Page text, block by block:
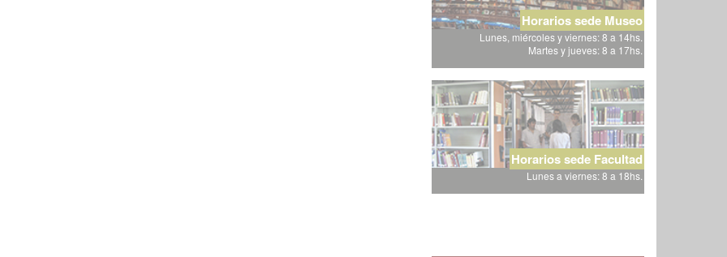
Horarios sede Museo
Lunes, miércoles y viernes: 8 a 14hs.
Martes y jueves: 8 a 17hs.
Horarios sede Facultad
Lunes a viernes: 8 a 18hs.